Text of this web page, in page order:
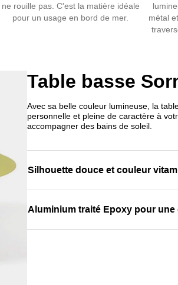
ne rouille pas. C'est la matière idéale
pour un usage en bord de mer.
métal
Table basse
Avec sa belle couleur lumineuse, la
personnelle et pleine de caractère à
accompagner des bains de soleil.
Silhouette douce et couleur
Aluminium traité Epoxy pour